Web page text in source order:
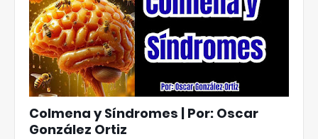
Colmena y Síndromes | Por: Oscar
González Ortiz